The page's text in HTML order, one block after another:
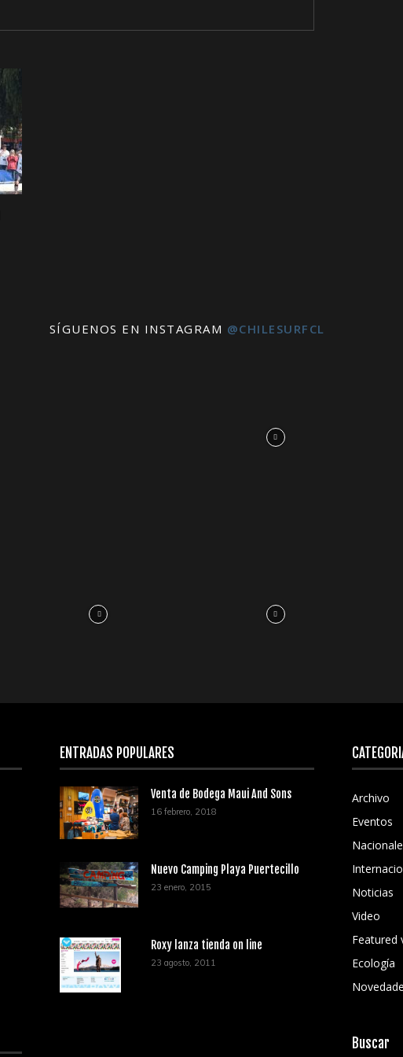
SÍGUENOS EN INSTAGRAM @CHILESURFCL
ENTRADAS POPULARES
Venta de Bodega Maui And Sons
16 febrero, 2018
Nuevo Camping Playa Puertecillo
23 enero, 2015
Roxy lanza tienda on line
23 agosto, 2011
Archivo
Eventos
Noticias
Video
Featured
Ecología
Buscar